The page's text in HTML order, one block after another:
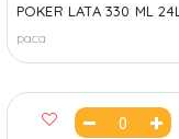
POKER LATA 330 ML
paca